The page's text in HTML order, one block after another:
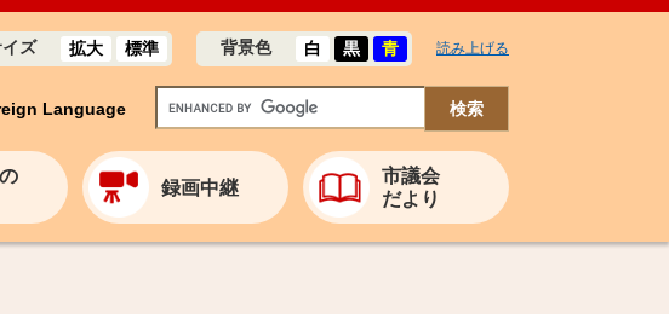
ズ 拡大 標準 背景色 白 黒 青 読み上げる
Language
録画中継
市議会
だより